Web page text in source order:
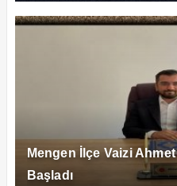
Mengen İlçe Vaizi
Başladı